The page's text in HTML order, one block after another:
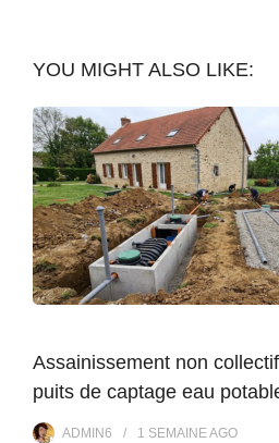
YOU MIGHT ALSO LIKE:
Assainissement non
puits de captage eau
ADMIN6 1 SEMAINE AGO